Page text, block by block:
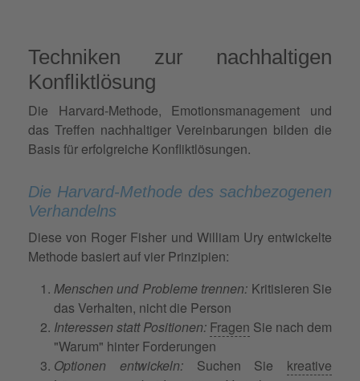
Techniken zur nachhaltigen
Konfliktlösung
Die Harvard-Methode, Emotionsmanagement und
das Treffen nachhaltiger Vereinbarungen bilden die
Basis für erfolgreiche Konfliktlösungen.
Die Harvard-Methode des sachbezogenen
Verhandelns
Diese von Roger Fisher und William Ury entwickelte
Methode basiert auf vier Prinzipien:
Menschen und Probleme trennen: Kritisieren Sie
das Verhalten, nicht die Person
Interessen statt Positionen: Fragen Sie nach dem
"Warum" hinter Forderungen
Optionen entwickeln:Suchen Sie kreative